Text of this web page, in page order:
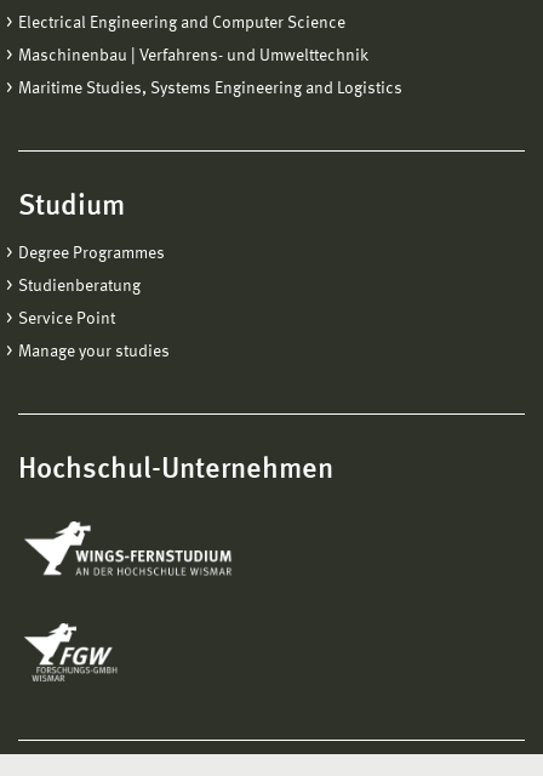
Electrical Engineering and Computer Science
Maschinenbau | Verfahrens- und Umwelttechnik
Maritime Studies, Systems Engineering and Logistics
Studium
Degree Programmes
Studienberatung
Service Point
Manage your studies
Hochschul-Unternehmen